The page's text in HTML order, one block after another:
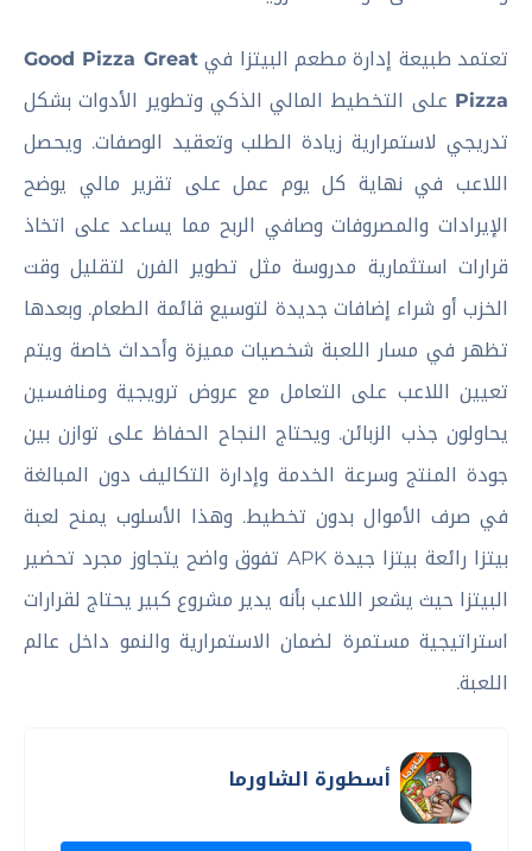
تعتمد طبيعة إدارة مطعم البيتزا فيGood Pizza Great
Pizza على التخطيط المالي الذكي وتطوير الأدوات بشكل
تدريجي لاستمرارية زيادة الطلب وتعقيد الوصفات. ويحصل
اللاعب في نهاية كل يوم عمل على تقرير مالي يوضح
الإيرادات والمصروفات وصافي الربح مما يساعد على اتخاذ
قرارات استثمارية مدروسة مثل تطوير الفرن لتقليل وقت
الخزب أو شراء إضافات جديدة لتوسيع قائمة الطعام. وبعدها
تظهر في مسار اللعبة شخصيات مميزة وأحداث خاصة ويتم
تعيين اللاعب على التعامل مع عروض ترويجية ومنافسين
يحاولون جذب الزبائن. ويحتاج النجاح الحفاظ على توازن بين
جودة المنتج وسرعة الخدمة وإدارة التكاليف دون المبالغة
في صرف الأموال بدون تخطيط. وهذا الأسلوب يمنح لعبة
بيتزا رائعة بيتزا جيدة APK تفوق واضح يتجاوز مجرد تحضير
البيتزا حيث يشعر اللاعب بأنه يدير مشروع كبير يحتاج لقرارات
استراتيجية مستمرة لضمان الاستمرارية والنمو داخل عالم
اللعبة.
أسطورة الشاورما